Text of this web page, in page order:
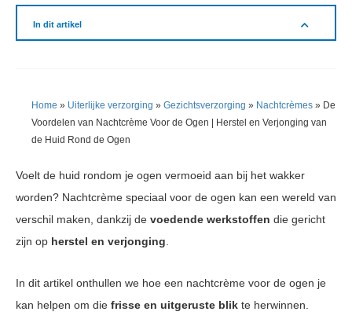
In dit artikel
Home » Uiterlijke verzorging » Gezichtsverzorging » Nachtcrèmes » De
Voordelen van Nachtcrème Voor de Ogen | Herstel en Verjonging van
de Huid Rond de Ogen
Voelt de huid rondom je ogen vermoeid aan bij het wakker
worden? Nachtcrème speciaal voor de ogen kan een wereld van
verschil maken, dankzij de voedende werkstoffen die gericht
zijn op herstel en verjonging
In dit artikel onthullen we hoe een nachtcrème voor de ogen je
kan helpen om die frisse en uitgeruste blik te herwinnen.